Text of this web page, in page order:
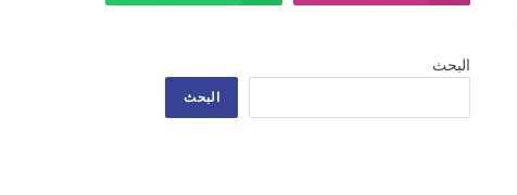
البحث
البحث